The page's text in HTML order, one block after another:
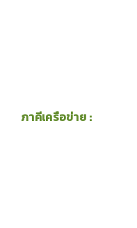
ภาคีเครือข่าย :